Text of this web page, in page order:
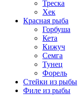
Треска
Хек
Красная рыба
Горбуша
Кета
Кижуч
Семга
Тунец
Форель
Стейки из рыбы
Филе из рыбы